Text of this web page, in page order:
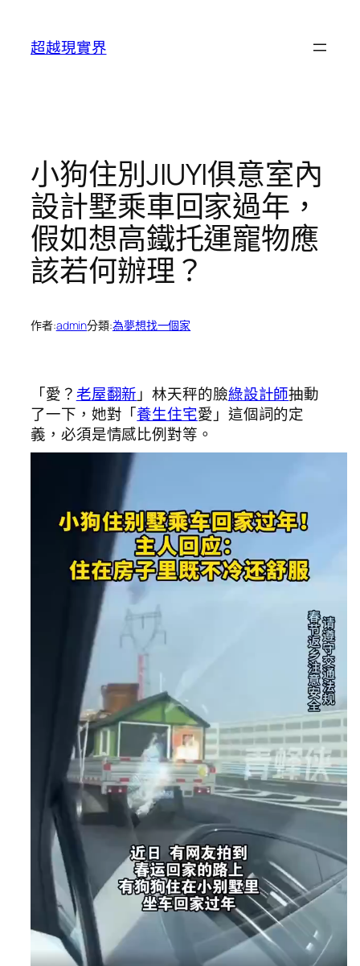
超越現實界
小狗住別JIUYI俱意室內
設計墅乘車回家過年，
假如想高鐵托運寵物應
該若何辦理？
作者:admin分類:為夢想找一個家
「愛？ 老屋翻新 」林天秤的臉綠設計師抽動
了一下，她對「養生住宅愛」這個詞的定
義，必須是情感比例對等。